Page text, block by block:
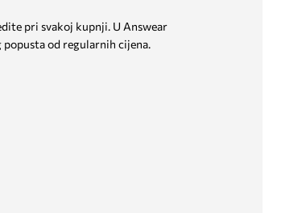
pri svakoj kupnji. U Answear
od regularnih cijena.